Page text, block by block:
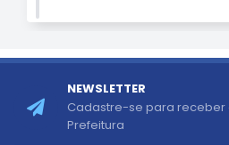
NEWSLETTER
Cadastre-se para receber
Prefeitura